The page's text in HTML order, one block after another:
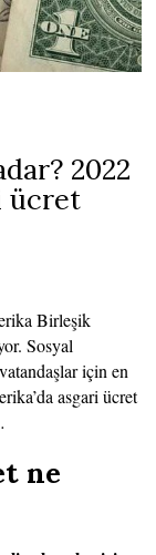
2022
ücret
Birleşik
Sosyal
için en
asgari ücret
ne